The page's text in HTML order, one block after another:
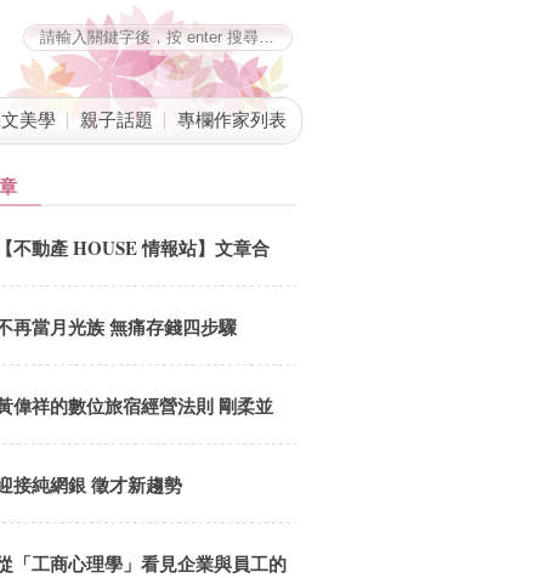
美學 親子話題 專欄作家列表
【不動產 HOUSE 情報站】文章合
公告
再當月光族 無痛存錢四步驟
偉祥的數位旅宿經營法則 剛柔並
計」與內外兼「據」
接純網銀 徵才新趨勢
「工商心理學」看見企業與員工的